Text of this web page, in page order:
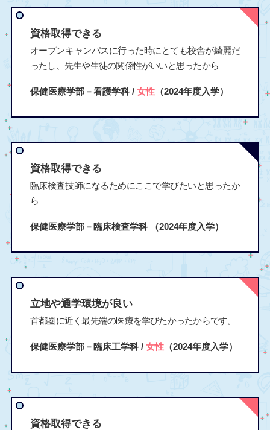
資格取得できる
オープンキャンパスに行った時にとても校舎が綺麗だ
ったし、先生や生徒の関係性がいいと思ったから
保健医療学部－看護学科 / 女性（2024年度入学）
資格取得できる
臨床検査技師になるためにここで学びたいと思ったか
ら
保健医療学部－臨床検査学科 （2024年度入学）
立地や通学環境が良い
首都圏に近く最先端の医療を学びたかったからです。
保健医療学部－臨床工学科 / 女性（2024年度入学）
資格取得できる